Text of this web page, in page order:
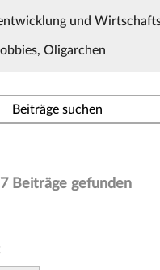
und
Oligarchen
Beiträge suchen
Beiträge gefunden